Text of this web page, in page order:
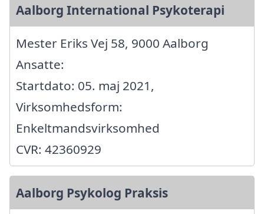
Aalborg International Psykoterapi
Mester Eriks Vej 58, 9000 Aalborg
Ansatte:
Startdato: 05. maj 2021,
Virksomhedsform:
Enkeltmandsvirksomhed
CVR: 42360929
Aalborg Psykolog Praksis